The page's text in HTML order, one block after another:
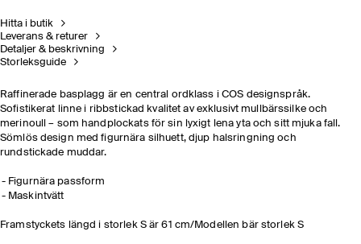
Hitta i butik
Leverans & returer
Detaljer & beskrivning
Storleksguide
Raffinerade basplagg är en central ordklass i COS designspråk.
Sofistikerat linne i ribbstickad kvalitet av exklusivt mullbärssilke och
merinoull – som handplockats för sin lyxigt lena yta och sitt mjuka fall.
Sömlös design med figurnära silhuett, djup halsringning och
rundstickade muddar.
Figurnära passform
Maskintvätt
Framstyckets längd i storlek S är 61 cm/Modellen bär storlek S